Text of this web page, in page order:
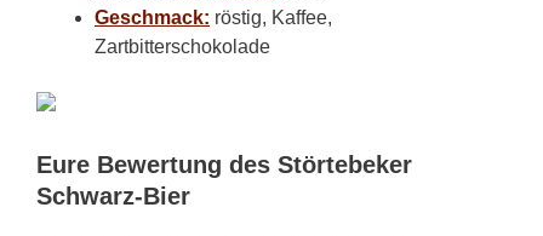
Geschmack: röstig, Kaffee,
Zartbitterschokolade
Eure Bewertung des Störtebeker
Schwarz-Bier